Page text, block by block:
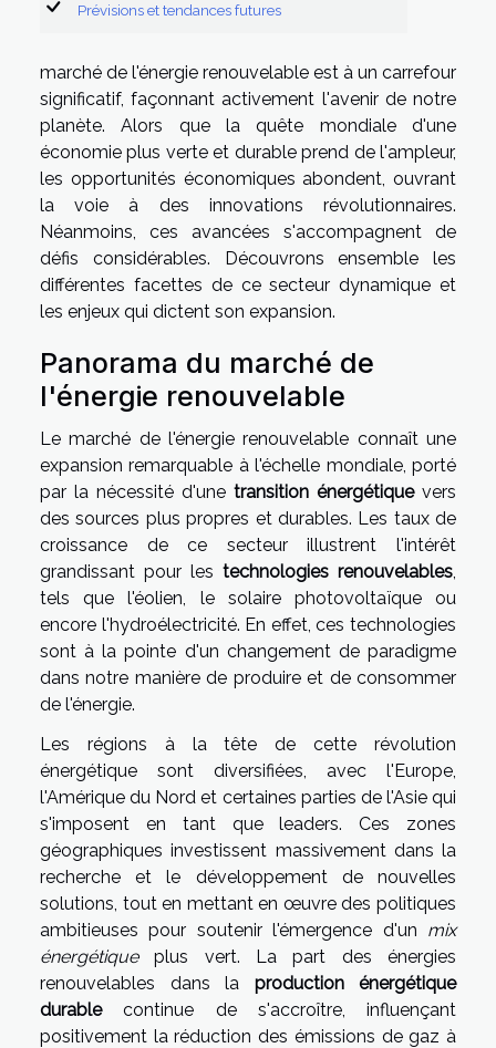
Prévisions et tendances futures
marché de l'énergie renouvelable est à un carrefour
significatif, façonnant activement l'avenir de notre
planète. Alors que la quête mondiale d'une
économie plus verte et durable prend de l'ampleur,
les opportunités économiques abondent, ouvrant
la voie à des innovations révolutionnaires.
Néanmoins, ces avancées s'accompagnent de
défis considérables. Découvrons ensemble les
différentes facettes de ce secteur dynamique et
les enjeux qui dictent son expansion.
Panorama du marché de
l'énergie renouvelable
Le marché de l'énergie renouvelable connaît une
expansion remarquable à l'échelle mondiale, porté
par la nécessité d'une transition énergétiquevers
des sources plus propres et durables. Les taux de
croissance de ce secteur illustrent l'intérêt
grandissant pour les technologies renouvelables,
tels que l'éolien, le solaire photovoltaïque ou
encore l'hydroélectricité. En effet, ces technologies
sont à la pointe d'un changement de paradigme
dans notre manière de produire et de consommer
de l'énergie.
Les régions à la tête de cette révolution
énergétique sont diversifiées, avec l'Europe,
l'Amérique du Nord et certaines parties de l'Asie qui
s'imposent en tant que leaders. Ces zones
géographiques investissent massivement dans la
recherche et le développement de nouvelles
solutions, tout en mettant en œuvre des politiques
ambitieuses pour soutenir l'émergence d'un mix
énergétiqueplus vert. La part des énergies
renouvelables dans la production énergétique
durablecontinue de s'accroître, influençant
positivement la réduction des émissions de gaz à